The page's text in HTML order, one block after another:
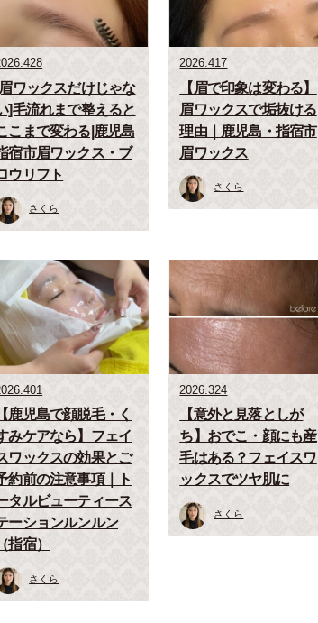
ワックスだけじゃな
]毛流れまで整えると
こまで変わる|鹿児島
宿市眉ワックス・ブ
ウリフト
さくら
2026.417
【眉で印象は変わる】
眉ワックスで垢抜ける
理由｜鹿児島・指宿市
眉ワックス
さくら
【鹿児島で顔脱毛・く
みケアなら】フェイ
ワックスの効果とご
約前の注意事項｜ト
タルビューティース
ーションルンルン
（指宿）
さくら
2026.324
【意外と見落としが
ち】おでこ・顔にも産
毛はある？フェイスワ
ックスでツヤ肌に
さくら